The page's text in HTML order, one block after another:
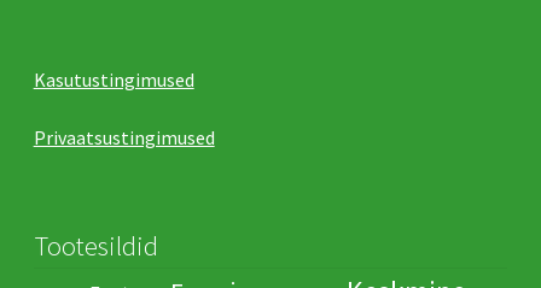
Kasutustingimused
Privaatsustingimused
Tootesildid